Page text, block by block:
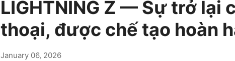
LIGHTNING Z — Sự trở lại
thoại, được chế tạo hoàn
January 06, 2026